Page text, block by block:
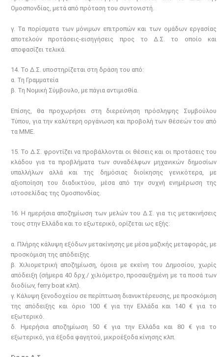
Ομοσπονδίας, μετά από πρόταση του συντονιστή.
γ. Τα πορίσματα των μόνιμων επιτροπών και των ομάδων εργασίας
αποτελούν προτάσεις-εισηγήσεις προς το Δ.Σ. το οποίο και
αποφασίζει τελικά.
14. Το Δ.Σ. υποστηρίζεται στη δράση του από:
α. Τη Γραμματεία
β. Τη Νομική Σύμβουλο, με πάγια αντιμισθία.
Επίσης, θα προχωρήσει στη διερεύνηση πρόσληψης Συμβούλου
Τύπου, για την καλύτερη οργάνωση και προβολή των θέσεών του από
τα ΜΜΕ.
15. Το Δ.Σ. φροντίζει να προβάλλονται οι θέσεις και οι προτάσεις του
κλάδου για τα προβλήματα των συναδέλφων μηχανικών δημοσίων
υπαλλήλων αλλά και της δημόσιας διοίκησης γενικότερα, με
αξιοποίηση του διαδικτύου, μέσα από την συχνή ενημέρωση της
ιστοσελίδας της Ομοσπονδίας.
16. Η ημερήσια αποζημίωση των μελών του Δ.Σ. για τις μετακινήσεις
τους στην Ελλάδα και το εξωτερικό, ορίζεται ως εξής:
α. Πλήρης κάλυψη εξόδων μετακίνησης με μέσα μαζικής μεταφοράς, με
προσκόμιση της απόδειξης.
β. Χιλιομετρική αποζημίωση, όμοια με εκείνη του Δημοσίου, χωρίς
απόδειξη (σήμερα 40 δρχ./ χιλιόμετρο, προσαυξημένη με τα ποσά των
διοδίων, ferry boat κλπ).
γ. Κάλυψη ξενοδοχείου σε περίπτωση διανυκτέρευσης, με προσκόμιση
της απόδειξης και όριο 100 € για την Ελλάδα και 140 € για το
εξωτερικό.
δ. Ημερήσια αποζημίωση 50 € για την Ελλάδα και 80 € για το
εξωτερικό, για έξοδα φαγητού, μικροέξοδα κίνησης κλπ.